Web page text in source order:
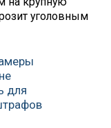
уголовным
для